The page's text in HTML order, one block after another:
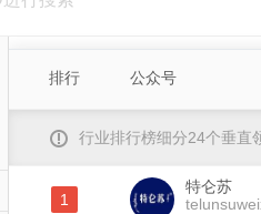
排行 公众号
行业排行榜细分24个垂直
1
特仑苏